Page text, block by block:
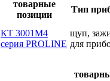
товарные
позиции
Тип
КТ 3001М4
серия PROLINE
щуп,
для